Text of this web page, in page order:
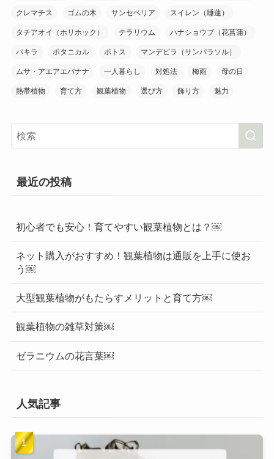
クレマチス ゴムの木 サンセベリア スイレン（睡蓮）
タチアオイ（ホリホック） テラリウム ハナショウブ（花菖蒲）
パキラ ボタニカル ポトス マンデビラ（サンパラソル）
ムサ・アエアエバナナ 一人暮らし 対処法 梅雨 母の日
熱帯植物 育て方 観葉植物 選び方 飾り方 魅力
最近の投稿
初心者でも安心！育てやすい観葉植物とは？￼
ネット購入がおすすめ！観葉植物は通販を上手に使お
う￼
大型観葉植物がもたらすメリットと育て方￼
観葉植物の雑草対策￼
ゼラニウムの花言葉￼
人気記事